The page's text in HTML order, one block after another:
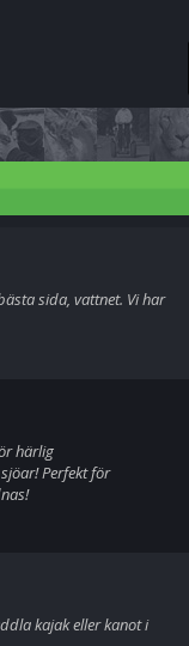
sida, vattnet. Vi har
härlig
Perfekt för
kajak eller kanot i